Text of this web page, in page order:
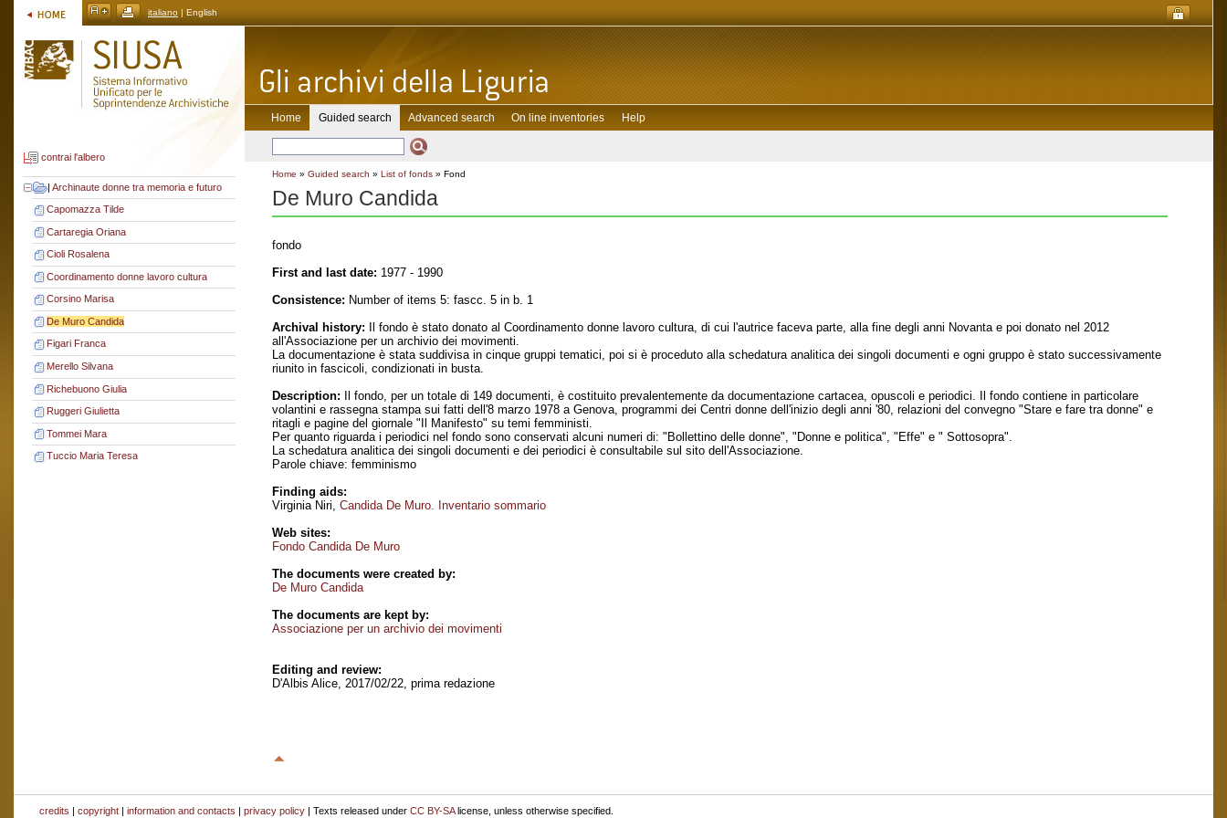
italiano | English
contrai l'albero
| Archinaute donne tra memoria e futuro
Capomazza Tilde
Cartaregia Oriana
Cioli Rosalena
Coordinamento donne lavoro cultura
Corsino Marisa
De Muro Candida
Figari Franca
Merello Silvana
Richebuono Giulia
Ruggeri Giulietta
Tommei Mara
Tuccio Maria Teresa
Home Guided search Advanced search On line inventories Help
Home » Guided search » List of fonds » Fond
De Muro Candida
fondo
First and last date: 1977 - 1990
Consistence: Number of items 5: fascc. 5 in b. 1
Archival history: Il fondo è stato donato al Coordinamento donne lavoro cultura, di cui l'autrice faceva parte, alla fine degli anni Novanta e poi donato nel 2012
all'Associazione per un archivio dei movimenti.
La documentazione è stata suddivisa in cinque gruppi tematici, poi si è proceduto alla schedatura analitica dei singoli documenti e ogni gruppo è stato successivamente
riunito in fascicoli, condizionati in busta.
Description: Il fondo, per un totale di 149 documenti, è costituito prevalentemente da documentazione cartacea, opuscoli e periodici. Il fondo contiene in particolare
volantini e rassegna stampa sui fatti dell'8 marzo 1978 a Genova, programmi dei Centri donne dell'inizio degli anni '80, relazioni del convegno "Stare e fare tra donne" e
ritagli e pagine del giornale "Il Manifesto" su temi femministi.
Per quanto riguarda i periodici nel fondo sono conservati alcuni numeri di: "Bollettino delle donne", "Donne e politica", "Effe" e " Sottosopra".
La schedatura analitica dei singoli documenti e dei periodici è consultabile sul sito dell'Associazione.
Parole chiave: femminismo
Finding aids:
Virginia Niri, Candida De Muro. Inventario sommario
Web sites:
Fondo Candida De Muro
The documents were created by:
De Muro Candida
The documents are kept by:
Associazione per un archivio dei movimenti
Editing and review:
D'Albis Alice, 2017/02/22, prima redazione
credits copyright information and contacts privacy policy | Texts released under CC BY-SAlicense, unless otherwise specified.